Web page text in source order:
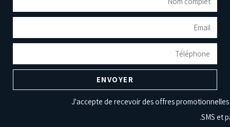
J'accepte de recevoir des offres
SMS et
ENVOYER